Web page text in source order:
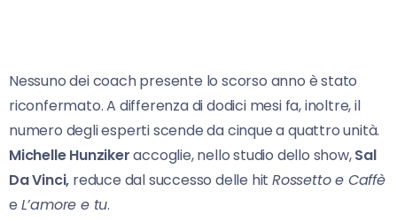
Nessuno dei coach presente lo scorso anno è stato
riconfermato. A differenza di dodici mesi fa, inoltre, il
numero degli esperti scende da cinque a quattro unità.
Michelle Hunzikeraccoglie, nello studio dello show,Sal
Da Vinci, reduce dal successo delle hitRossetto e Caffè
e L’amore e tu.